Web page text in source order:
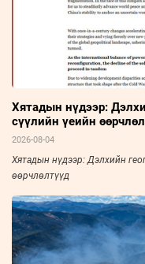
Хятадын нүдээр:
сүүлийн үеийн
2026-08-04
Хятадын нүдээр: Дэлхийн
өөрчлөлтүүд